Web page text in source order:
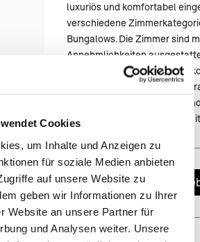
Cookies
um Inhalte und Anzeigen zu
für soziale Medien anbieten
auf unsere Website zu
geben wir Informationen zu Ihrer
Website an unsere Partner für
und Analysen weiter. Unsere
luxuriös und komfortabel
verschiedene
Bungalows. Die Zimmer sind
Annehmlichkeiten
Betten, private Badezimmer,
eigenen Balkon oder eine
Zimmer ist geschmackvoll
erholsamen Rückzugsort
Jetzt